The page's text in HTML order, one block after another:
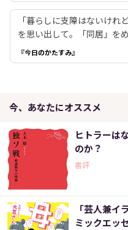
「暮らしに支障はないけれ
を思い出して。「同居」を
『今日のかたすみ』
今、あなたにオススメ
ヒトラーは
のか？
書評
「芸人兼イ
ミックエッ